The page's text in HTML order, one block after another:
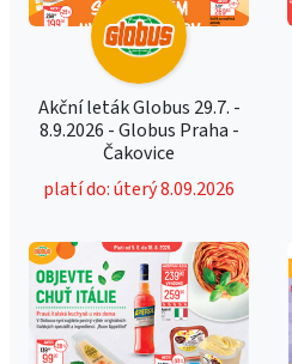
Akční leták Globus 29.7. -
8.9.2026 - Globus Praha -
Čakovice
platí do: úterý 8.09.2026